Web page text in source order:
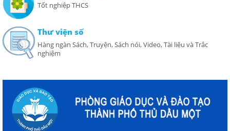
Tốt nghiệp THCS
Thư viện số
Hàng ngàn Sách, Truyện, Sách nói, Video, Tài liệu và Trắc
nghiệm